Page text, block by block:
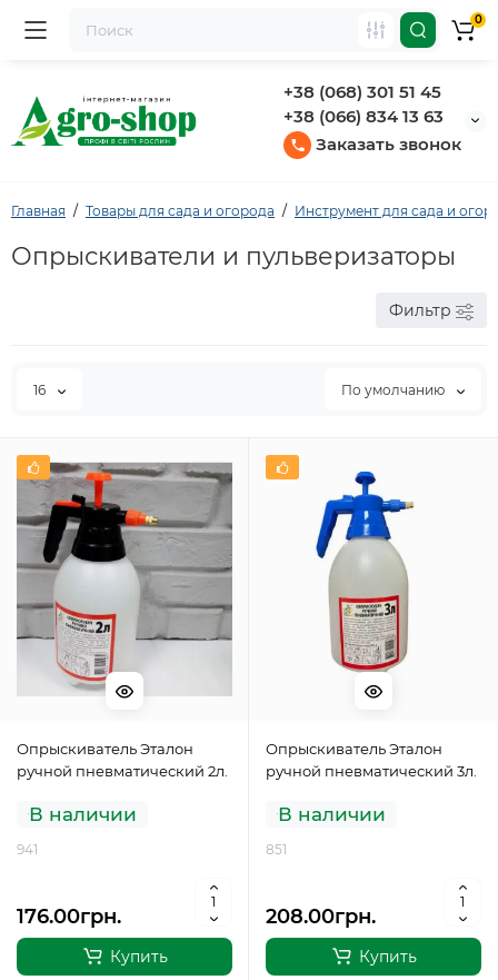
+38 (068) 301 51 45
+38 (066) 834 13 63
Заказать звонок
0
Главная Товары для сада и огорода Инструмент для сада и
Опрыскиватели и пульверизаторы
Фильтр
16 По умолчанию
Опрыскиватель Эталон
ручной пневматический 2л.
В наличии
941
176.00грн.
Купить
Опрыскиватель Эталон
ручной пневматический 3л.
В наличии
851
208.00грн.
Купить